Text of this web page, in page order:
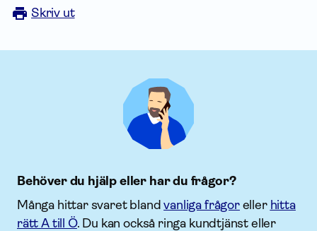
Skriv ut
Behöver du hjälp eller har du frågor?
Många hittar svaret blandvanliga frågoreller hitta
rätt A till Ö. Du kan också ringa kundtjänst eller